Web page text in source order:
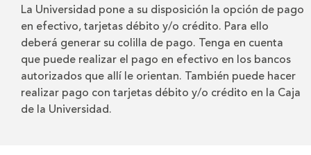
La Universidad pone a su disposición la opción de pago
en efectivo, tarjetas débito y/o crédito. Para ello
deberá generar su colilla de pago. Tenga en cuenta
que puede realizar el pago en efectivo en los bancos
autorizados que allí le orientan. También puede hacer
realizar pago con tarjetas débito y/o crédito en la Caja
de la Universidad.